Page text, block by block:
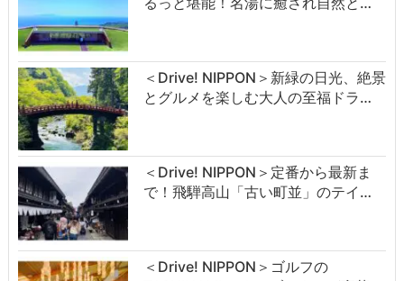
＜Drive! NIPPON＞新緑の日光、絶景
とグルメを楽しむ大人の至福ドラ…
＜Drive! NIPPON＞定番から最新ま
で！飛騨高山「古い町並」のテイ…
＜Drive! NIPPON＞ゴルフの